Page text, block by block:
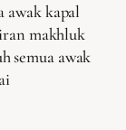
awak kapal
makhluk
semua awak